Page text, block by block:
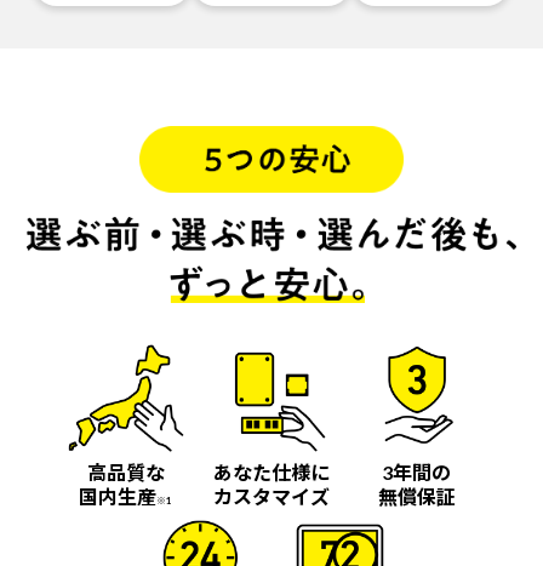
高品質な
国内生産※1
あなた仕様に
カスタマイズ
3年間の
無償保証